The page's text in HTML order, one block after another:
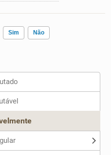
Sim Não
me ajudou